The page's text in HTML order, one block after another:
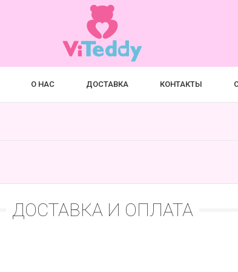
О НАС ДОСТАВКА КОНТАКТЫ
ДОСТАВКА И ОПЛАТА